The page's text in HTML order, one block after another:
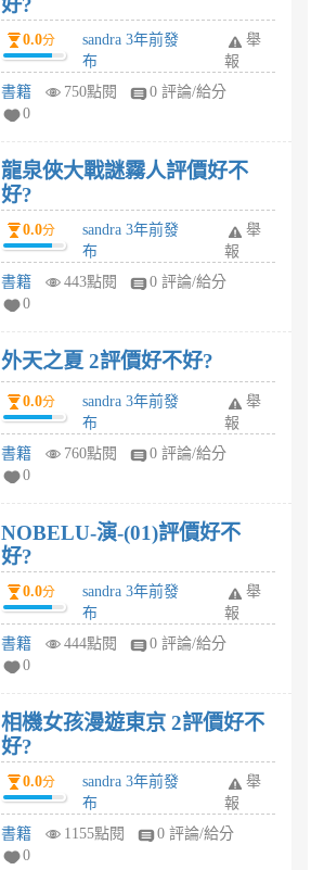
好?
0.0分
sandra 3年前發
布
舉
報
書籍
750點閱
0 評論/給分
0
龍泉俠大戰謎霧人評價好不
好?
0.0分
sandra 3年前發
布
舉
報
書籍
443點閱
0 評論/給分
0
外天之夏 2評價好不好?
0.0分
sandra 3年前發
布
舉
報
書籍
760點閱
0 評論/給分
0
NOBELU-演-(01)評價好不
好?
0.0分
sandra 3年前發
布
舉
報
書籍
444點閱
0 評論/給分
0
相機女孩漫遊東京 2評價好不
好?
0.0分
sandra 3年前發
布
舉
報
書籍
1155點閱
0 評論/給分
0